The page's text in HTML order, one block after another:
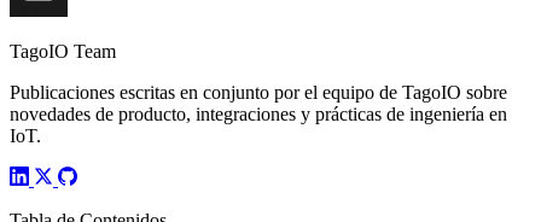
TagoIO Team
Publicaciones escritas en conjunto por el equipo de TagoIO sobre
novedades de producto, integraciones y prácticas de ingeniería en
IoT.